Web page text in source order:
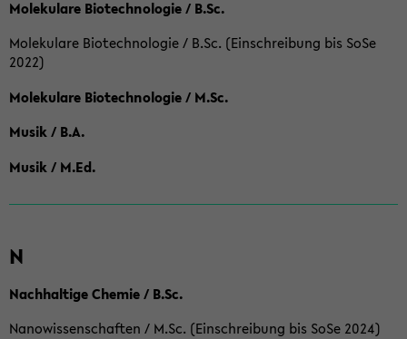
Molekulare Biotechnologie / B.Sc.
Molekulare Biotechnologie / B.Sc. (Einschreibung bis SoSe
2022)
Molekulare Biotechnologie / M.Sc.
Musik / B.A.
Musik / M.Ed.
N
Nachhaltige Chemie / B.Sc.
Nanowissenschaften / M.Sc. (Einschreibung bis SoSe 2024)